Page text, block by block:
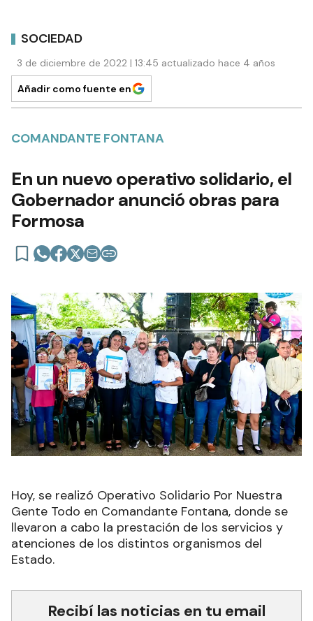
SOCIEDAD
3 de diciembre de 2022 | 13:45 actualizado hace 4 años
Añadir como fuente en
COMANDANTE FONTANA
En un nuevo operativo solidario, el
Gobernador anunció obras para
Formosa
Hoy, se realizó Operativo Solidario Por Nuestra
Gente Todo en Comandante Fontana, donde se
llevaron a cabo la prestación de los servicios y
atenciones de los distintos organismos del
Estado.
Recibí las noticias en tu email